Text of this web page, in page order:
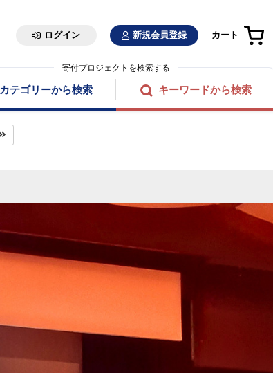
ログイン 新規会員登録 カート
寄付プロジェクトを検索する
カテゴリーから検索 キーワードから検索